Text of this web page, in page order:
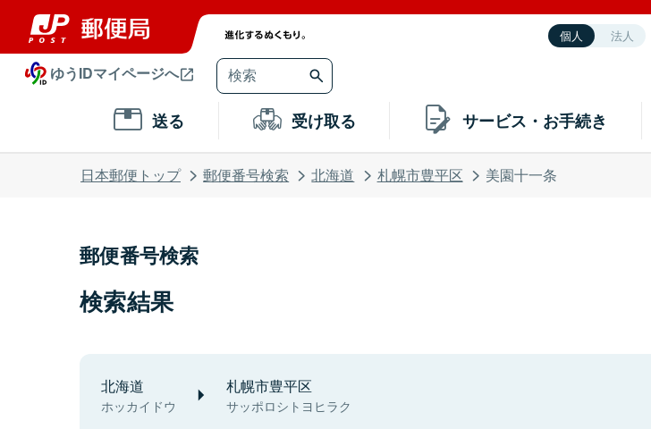
個人 法人
ゆうIDマイページへ
送る 受け取る サービス・お手続き
日本郵便トップ 郵便番号検索 北海道 札幌市豊平区 美園十一条
郵便番号検索
検索結果
北海道
ホッカイドウ
札幌市豊平区
サッポロシトヨヒラク